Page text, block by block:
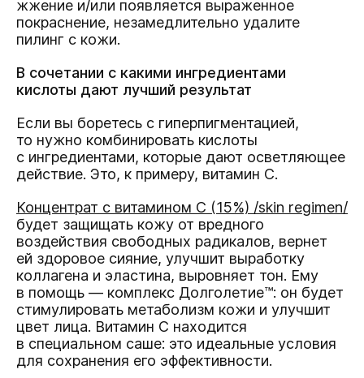
жжение и/или появляется выраженное
покраснение, незамедлительно удалите
пилинг с кожи.
В сочетании с какими ингредиентами
кислоты дают лучший результат
Если вы боретесь с гиперпигментацией,
то нужно комбинировать кислоты
с ингредиентами, которые дают осветляющее
действие. Это, к примеру, витамин С.
Концентрат с витамином С (15%) /skin regimen/
будет защищать кожу от вредного
воздействия свободных радикалов, вернет
ей здоровое сияние, улучшит выработку
коллагена и эластина, выровняет тон. Ему
в помощь — комплекс Долголетие™: он будет
стимулировать метаболизм кожи и улучшит
цвет лица. Витамин С находится
в специальном саше: это идеальные условия
для сохранения его эффективности.